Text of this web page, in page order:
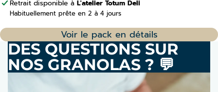
Retrait disponible à L'atelier Totum Deli
Habituellement prête en 2 à 4 jours
Voir le pack en détails
DES QUESTIONS SUR
NOS GRANOLAS ? 💬